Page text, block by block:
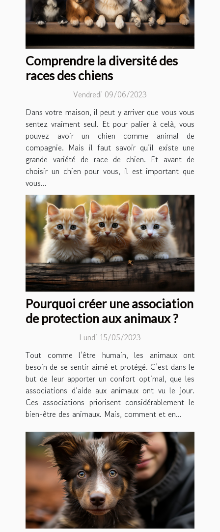
Comprendre la diversité des
races des chiens
Vendredi 09/06/2023
Dans votre maison, il peut y arriver que vous vous
sentez vraiment seul. Et pour palier à celà, vous
pouvez avoir un chien comme animal de
compagnie. Mais il faut savoir qu’il existe une
grande variété de race de chien. Et avant de
choisir un chien pour vous, il est important que
vous...
Pourquoi créer une association
de protection aux animaux ?
Lundi 15/05/2023
Tout comme l’être humain, les animaux ont
besoin de se sentir aimé et protégé. C’est dans le
but de leur apporter un confort optimal, que les
associations d’aide aux animaux ont vu le jour.
Ces associations priorisent considérablement le
bien-être des animaux. Mais, comment et en...